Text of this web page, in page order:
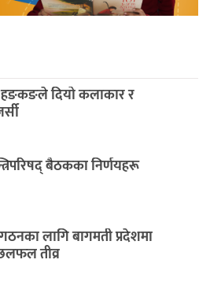
हङकङले दियो कलाकार र
बैठकका निर्णयहरू
लागि बागमती प्रदेशमा
तीव्र